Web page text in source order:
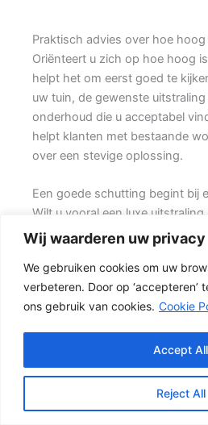
Wij waarderen uw privacy
We gebruiken cookies om uw
verbeteren. Door op ‘accepteren’
ons gebruik van cookies. Cookie
Reject All
Accept All
Praktisch advies over hoe
Oriënteert u zich op hoe hoog
helpt het om eerst goed te
uw tuin, de gewenste
onderhoud die u acceptabel
helpt klanten met bestaande
over een stevige oplossing.
Een goede schutting begint bij
Wilt u vooral een luxe
beton schutting met hoge
accenten goed passen. Ook de
lengte van de schutting en de
poorten of hoeken hebben
oplossing.
Welke schutting past bij uw tuin?
In veel tuinen wordt gekozen
van hout en beton. {De